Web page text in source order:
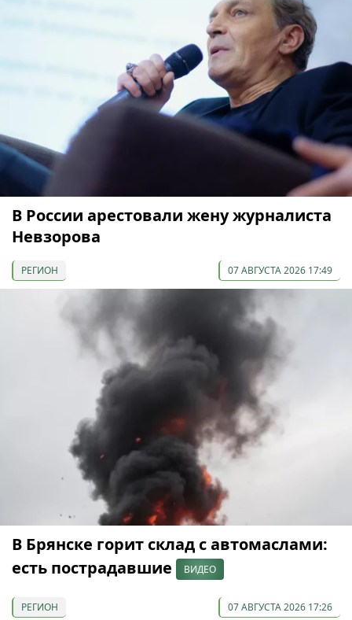
В России арестовали жену журналиста
Невзорова
РЕГИОН 07 АВГУСТА 2026 17:49
В Брянске горит склад с автомаслами:
есть пострадавшие
ВИДЕО
РЕГИОН 07 АВГУСТА 2026 17:26